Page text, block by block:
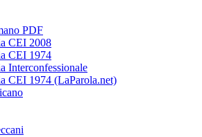
PDF
CEI 2008
CEI 1974
Interconfessionale
CEI 1974 (LaParola.net)